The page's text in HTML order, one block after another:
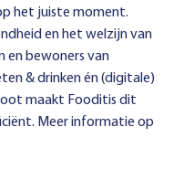
het juiste moment.
en het welzijn van
en bewoners van
& drinken én (digitale)
maakt Fooditis dit
Meer informatie op